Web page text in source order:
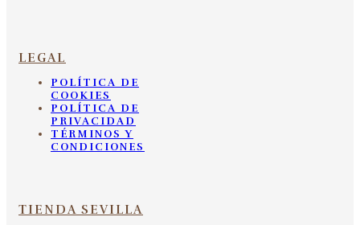
LEGAL
POLÍTICA DE
COOKIES
POLÍTICA DE
PRIVACIDAD
TÉRMINOS Y
CONDICIONES
TIENDA SEVILLA